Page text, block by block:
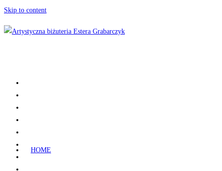
Skip to content
HOME